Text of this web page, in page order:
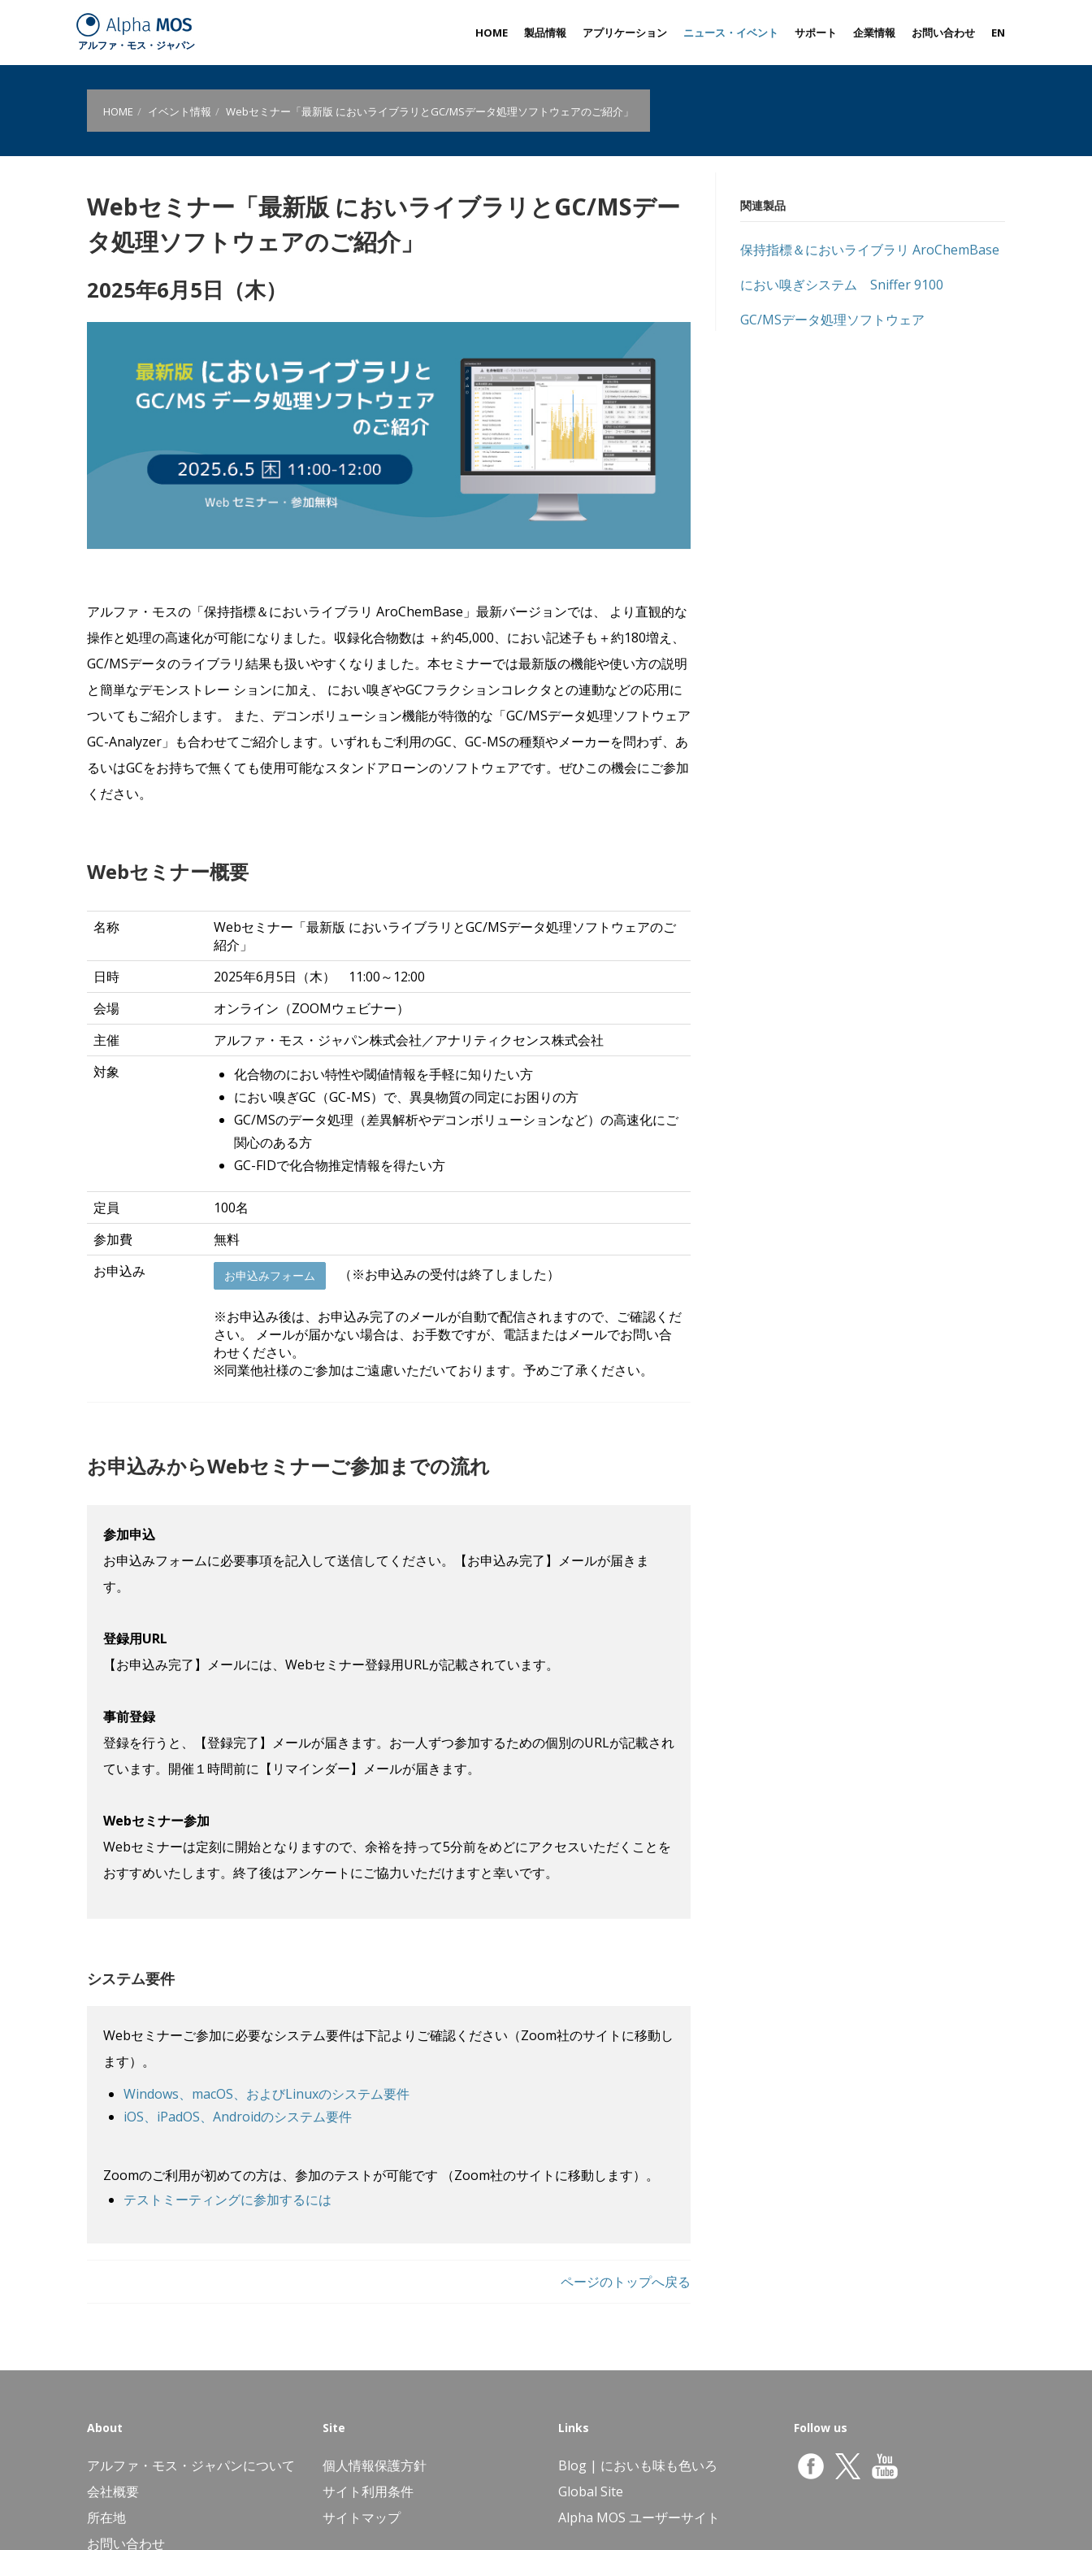
アルファ・モス・ジャパン
HOME 製品情報 アプリケーション ニュース・イベント サポート 企業情報 お問い合わせ EN
HOME イベント情報 Webセミナー「最新版 においライブラリとGC/MSデータ処理ソフトウェアのご紹介」
Webセミナー「最新版 においライブラリとGC/MSデー
タ処理ソフトウェアのご紹介」
2025年6月5日（木）
アルファ・モスの「保持指標＆においライブラリ AroChemBase」最新バージョンでは、 より直観的な
操作と処理の高速化が可能になりました。収録化合物数は ＋約45,000、におい記述子も＋約180増え、
GC/MSデータのライブラリ結果も扱いやすくなりました。本セミナーでは最新版の機能や使い方の説明
と簡単なデモンストレー ションに加え、 におい嗅ぎやGCフラクションコレクタとの連動などの応用に
ついてもご紹介します。 また、デコンボリューション機能が特徴的な「GC/MSデータ処理ソフトウェア
GC-Analyzer」も合わせてご紹介します。いずれもご利用のGC、GC-MSの種類やメーカーを問わず、あ
るいはGCをお持ちで無くても使用可能なスタンドアローンのソフトウェアです。ぜひこの機会にご参加
ください。
Webセミナー概要
名称
Webセミナー「最新版 においライブラリとGC/MSデータ処理ソフトウェアのご
紹介」
日時
2025年6月5日（木） 11:00～12:00
会場
オンライン（ZOOMウェビナー）
主催
アルファ・モス・ジャパン株式会社／アナリティクセンス株式会社
対象
化合物のにおい特性や閾値情報を手軽に知りたい方
におい嗅ぎGC（GC-MS）で、異臭物質の同定にお困りの方
GC/MSのデータ処理（差異解析やデコンボリューションなど）の高速化にご
関心のある方
GC-FIDで化合物推定情報を得たい方
定員
100名
参加費
無料
お申込み
お申込みフォーム （※お申込みの受付は終了しました）
※お申込み後は、お申込み完了のメールが自動で配信されますので、ご確認くだ
さい。 メールが届かない場合は、お手数ですが、電話またはメールでお問い合
わせください。
※同業他社様のご参加はご遠慮いただいております。予めご了承ください。
お申込みからWebセミナーご参加までの流れ
参加申込
お申込みフォームに必要事項を記入して送信してください。【お申込み完了】メールが届きま
す。
登録用URL
【お申込み完了】メールには、Webセミナー登録用URLが記載されています。
事前登録
登録を行うと、【登録完了】メールが届きます。お一人ずつ参加するための個別のURLが記載され
ています。開催１時間前に【リマインダー】メールが届きます。
Webセミナー参加
Webセミナーは定刻に開始となりますので、余裕を持って5分前をめどにアクセスいただくことを
おすすめいたします。終了後はアンケートにご協力いただけますと幸いです。
システム要件
Webセミナーご参加に必要なシステム要件は下記よりご確認ください（Zoom社のサイトに移動し
ます）。
Windows、macOS、およびLinuxのシステム要件
iOS、iPadOS、Androidのシステム要件
Zoomのご利用が初めての方は、参加のテストが可能です （Zoom社のサイトに移動します）。
テストミーティングに参加するには
ページのトップへ戻る
関連製品
保持指標＆においライブラリ AroChemBase
におい嗅ぎシステム Sniffer 9100
GC/MSデータ処理ソフトウェア
About
アルファ・モス・ジャパンについて
会社概要
所在地
お問い合わせ
Site
個人情報保護方針
サイト利用条件
サイトマップ
Links
Blog | においも味も色いろ
Global Site
Alpha MOS ユーザーサイト
Follow us